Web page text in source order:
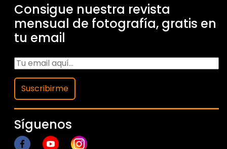
Consigue nuestra revista
mensual de fotografía, gratis en
tu email
Suscribirme
Síguenos